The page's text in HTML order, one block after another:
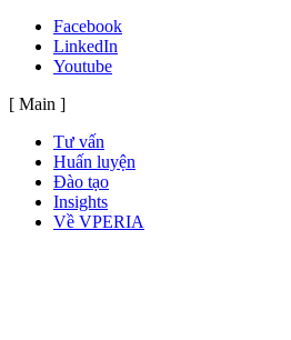
Facebook
LinkedIn
Youtube
[ Main ]
Tư vấn
Huấn luyện
Đào tạo
Insights
Về VPERIA